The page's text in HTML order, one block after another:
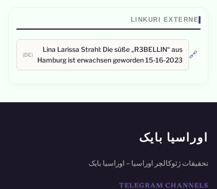
LINKURI EXTERNE
🔗
Lina Larissa Strahl: Die süße „R3BELLIN“ aus
Hamburg ist erwachsen geworden 15-16-2023
(DE)
اوراسیا بایک
تحقیقات ژئوکالچر اوراسیا – اوراسیا بایک
TELEGRAM CHANNELS